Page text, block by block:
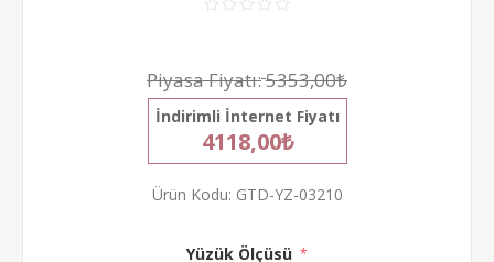
Piyasa Fiyatı:5353,00₺
İndirimli İnternet Fiyatı
4118,00₺
Ürün Kodu: GTD-YZ-03210
Yüzük Ölçüsü *